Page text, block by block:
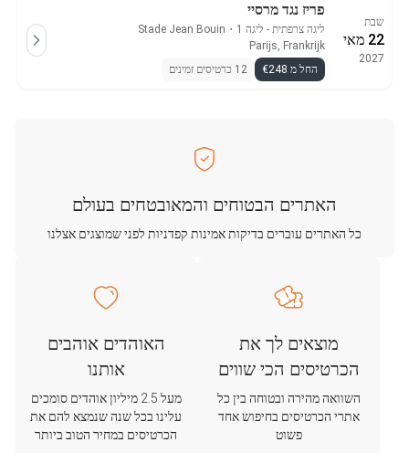
שבת
22 מאי
2027
פריז נגד מרסיי
ליגה צרפתית - ליגה 1 ・
Stade Jean Bouin
Parijs, Frankrijk
החל מ €248
12 כרטיסים זמינים
האתרים הבטוחים והמאובטחים בעולם
כל האתרים עוברים בדיקות אמינות קפדניות לפני שמוצגים אצלנו
מוצאים לך את
הכרטיסים הכי שווים
השוואה מהירה ובטוחה בין כל
אתרי הכרטיסים בחיפוש אחד
פשוט
האוהדים אוהבים
אותנו
מעל 2.5 מיליון אוהדים סומכים
עלינו בכל שנה שנמצא להם את
הכרטיסים במחיר הטוב ביותר